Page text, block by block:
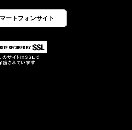
ートフォンサイト